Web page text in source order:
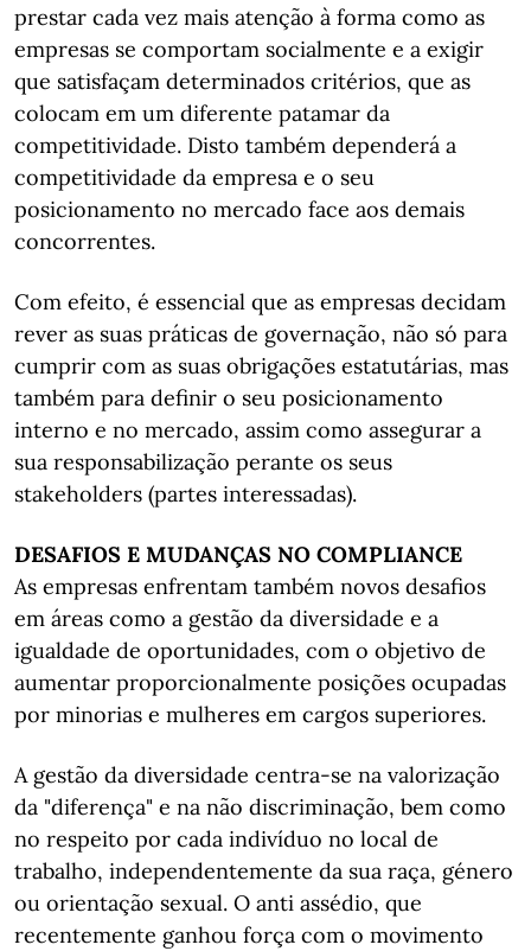
prestar cada vez mais atenção à forma como as
empresas se comportam socialmente e a exigir
que satisfaçam determinados critérios, que as
colocam em um diferente patamar da
competitividade. Disto também dependerá a
competitividade da empresa e o seu
posicionamento no mercado face aos demais
concorrentes.
Com efeito, é essencial que as empresas decidam
rever as suas práticas de governação, não só para
cumprir com as suas obrigações estatutárias, mas
também para definir o seu posicionamento
interno e no mercado, assim como assegurar a
sua responsabilização perante os seus
stakeholders (partes interessadas).
DESAFIOS E MUDANÇAS NO COMPLIANCE
As empresas enfrentam também novos desafios
em áreas como a gestão da diversidade e a
igualdade de oportunidades, com o objetivo de
aumentar proporcionalmente posições ocupadas
por minorias e mulheres em cargos superiores.
A gestão da diversidade centra-se na valorização
da "diferença" e na não discriminação, bem como
no respeito por cada indivíduo no local de
trabalho, independentemente da sua raça, género
ou orientação sexual. O anti assédio, que
recentemente ganhou força com o movimento